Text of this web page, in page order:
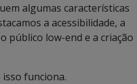
algumas características
a acessibilidade, a
público low-end e a criação
funciona.